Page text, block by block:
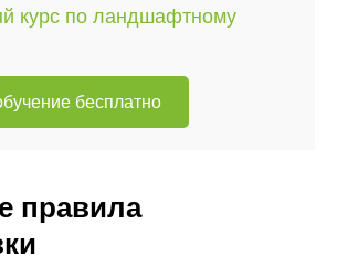
курс по ландшафтному
бесплатно
правила